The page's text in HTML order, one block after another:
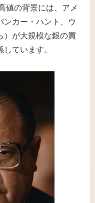
値の背景には、アメ
ンカー・ハント、ウ
）が大規模な銀の買
ています。